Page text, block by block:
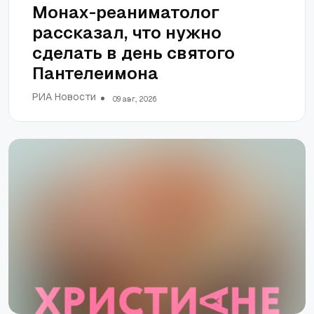
Монах-реаниматолог
рассказал, что нужно
сделать в день святого
Пантелеимона
РИА Новости 09 авг., 2026